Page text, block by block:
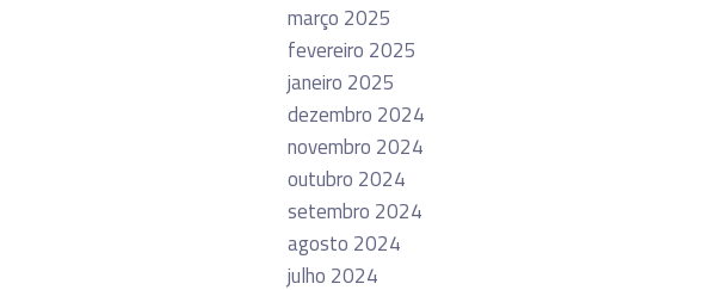
março 2025
fevereiro 2025
janeiro 2025
dezembro 2024
novembro 2024
outubro 2024
setembro 2024
agosto 2024
julho 2024